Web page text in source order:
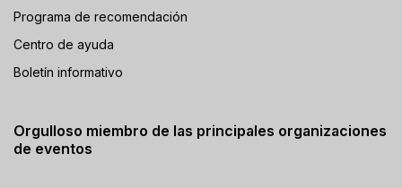
Programa de recomendación
Centro de ayuda
Boletín informativo
Orgulloso miembro de las principales organizaciones
de eventos